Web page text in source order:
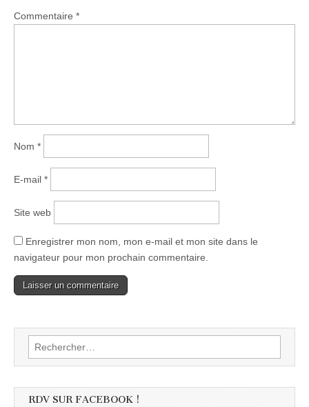
Commentaire *
Nom *
E-mail *
Site web
Enregistrer mon nom, mon e-mail et mon site dans le
navigateur pour mon prochain commentaire.
Rechercher :
RDV SUR FACEBOOK !